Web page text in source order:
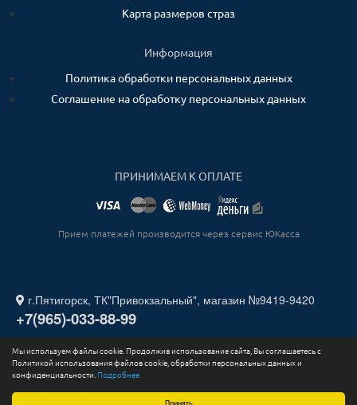
Принять
Мы используем файлы cookie. Продолжив использование сайта, Вы соглашаетесь с
Политикой использования файлов cookie, обработки персональных данных и
конфиденциальности. Подробнее
Карта размеров страз
Информация
Политика обработки персональных данных
Соглашение на обработку персональных данных
ПРИНИМАЕМ К ОПЛАТЕ
Прием платежей производится через сервис ЮКасса
г.Пятигорск, ТК"Привокзальный", магазин №9419-9420
+7(965)-033-88-99
2026. Все права защищены. ИП СТАДНИЧЕНКО ИГОРЬ
ЮРЬЕВИЧ ИНН 263211730164.